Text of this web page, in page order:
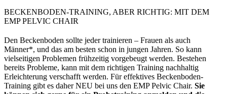
BECKENBODEN-TRAINING, ABER RICHTIG: MIT DEM
EMP PELVIC CHAIR
Den Beckenboden sollte jeder trainieren – Frauen als auch
Männer*, und das am besten schon in jungen Jahren. So kann
vielseitigen Problemen frühzeitig vorgebeugt werden. Bestehen
bereits Probleme, kann mit dem richtigen Training nachhaltig
Erleichterung verschafft werden. Für effektives Beckenboden-
Training gibt es daher NEU bei uns den EMP Pelvic Chair. Sie